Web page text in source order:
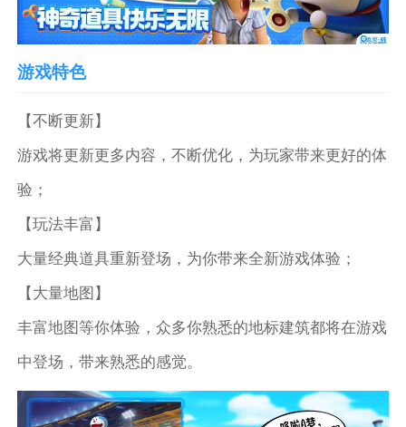
游戏特色
【不断更新】
游戏将更新更多内容，不断优化，为玩家带来更好的体
验；
【玩法丰富】
大量经典道具重新登场，为你带来全新游戏体验；
【大量地图】
丰富地图等你体验，众多你熟悉的地标建筑都将在游戏
中登场，带来熟悉的感觉。